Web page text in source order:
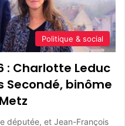
Politique & social
: Charlotte Leduc
Secondé, binôme
députée, et Jean-François